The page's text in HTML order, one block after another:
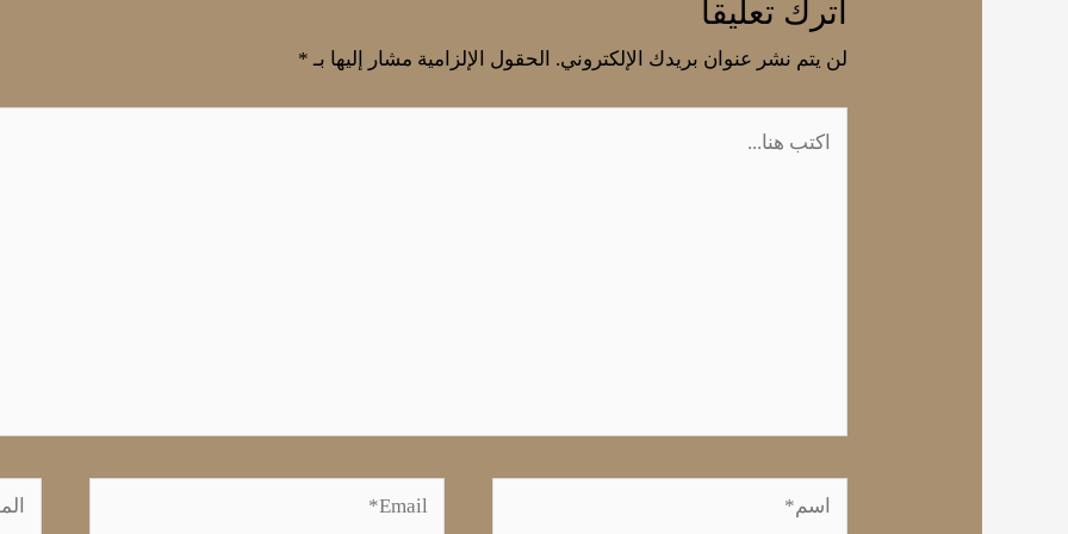
اترك تعليقاً
لن يتم نشر عنوان بريدك الإلكتروني. الحقول الإلزامية مشار إليها بـ *
اسم* Email*